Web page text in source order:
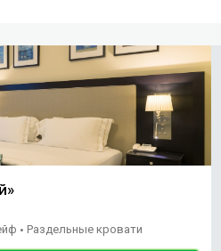
• Раздельные кровати